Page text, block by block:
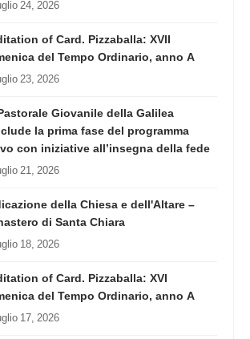
24, 2026
of Card. Pizzaballa: XVII
del Tempo Ordinario, anno A
23, 2026
Giovanile della Galilea
la prima fase del programma
con iniziative all’insegna della fede
21, 2026
della Chiesa e dell'Altare –
di Santa Chiara
18, 2026
of Card. Pizzaballa: XVI
del Tempo Ordinario, anno A
17, 2026